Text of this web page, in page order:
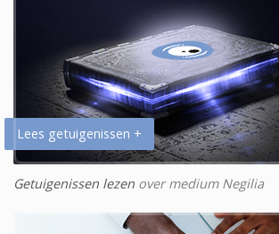
Lees getuigenissen +
Getuigenissen lezen over medium Negilia